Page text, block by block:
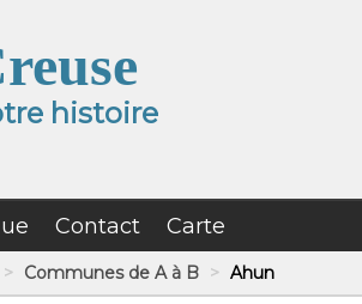
histoire
Contact Carte
> Communes de A à B > Ahun